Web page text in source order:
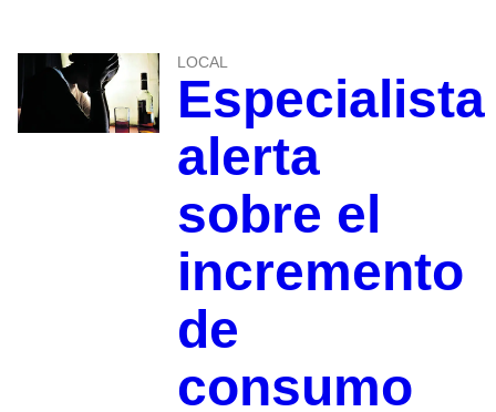
LOCAL
Especialista
alerta
sobre el
incremento
de
consumo